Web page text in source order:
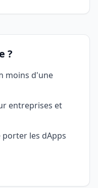
?
moins d'une
entreprises et
porter les dApps